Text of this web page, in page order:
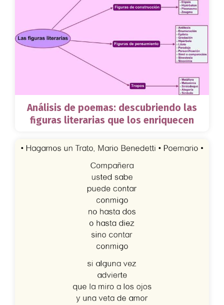
Análisis de poemas: descubriendo las
figuras literarias que los enriquecen